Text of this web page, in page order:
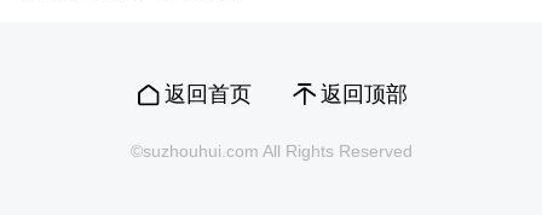
返回首页 返回顶部
©suzhouhui.com All Rights Reserved